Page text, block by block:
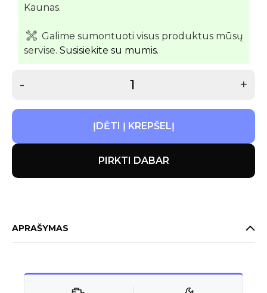
Kaunas.
Galime sumontuoti visus produktus mūsų
servise. Susisiekite su mumis.
- +
ĮDĖTI Į KREPŠELĮ
PIRKTI DABAR
APRAŠYMAS